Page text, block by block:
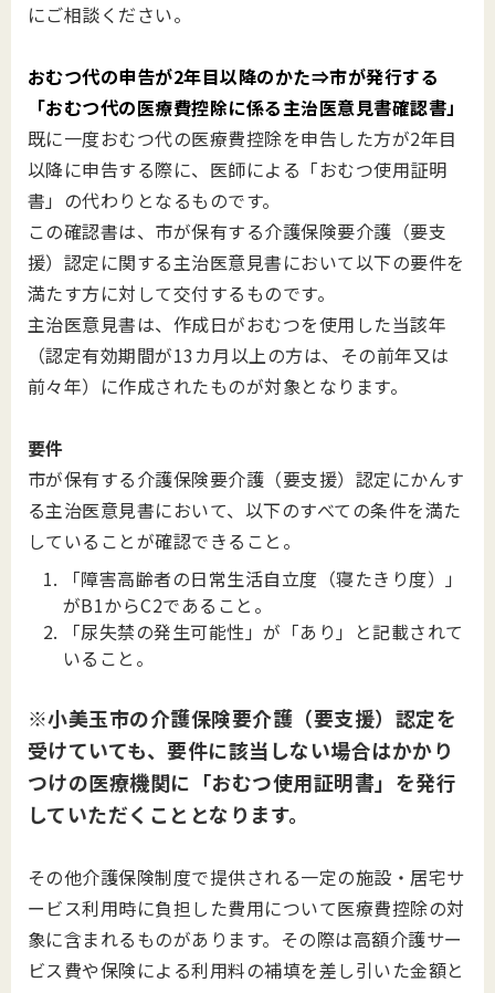
にご相談ください。
おむつ代の申告が2年目以降のかた⇒市が発行する
「おむつ代の医療費控除に係る主治医意見書確認書」
既に一度おむつ代の医療費控除を申告した方が2年目
以降に申告する際に、医師による「おむつ使用証明
書」の代わりとなるものです。
この確認書は、市が保有する介護保険要介護（要支
援）認定に関する主治医意見書において以下の要件を
満たす方に対して交付するものです。
主治医意見書は、作成日がおむつを使用した当該年
（認定有効期間が13カ月以上の方は、その前年又は
前々年）に作成されたものが対象となります。
要件
市が保有する介護保険要介護（要支援）認定にかんす
る主治医意見書において、以下のすべての条件を満た
していることが確認できること。
「障害高齢者の日常生活自立度（寝たきり度）」
がB1からC2であること。
「尿失禁の発生可能性」が「あり」と記載されて
いること。
※小美玉市の介護保険要介護（要支援）認定を
受けていても、要件に該当しない場合はかかり
つけの医療機関に「おむつ使用証明書」を発行
していただくこととなります。
その他介護保険制度で提供される一定の施設・居宅サ
ービス利用時に負担した費用について医療費控除の対
象に含まれるものがあります。その際は高額介護サー
ビス費や保険による利用料の補填を差し引いた金額と